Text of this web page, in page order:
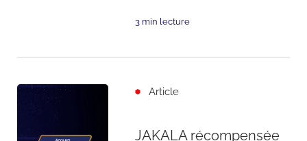
3 min lecture
Article
JAKALA récompensée